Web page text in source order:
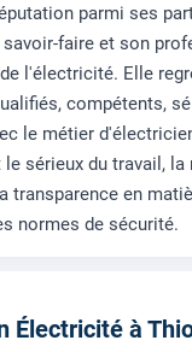
parmi ses
faire et son
l'électricité. Elle
compétents,
le métier
sérieux du travail, la
transparence en
normes de sécurité.
Électricité à